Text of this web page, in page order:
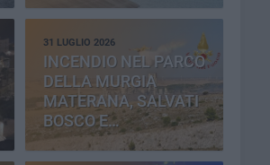
31 LUGLIO 2026
INCENDIO NEL PARCO
DELLA MURGIA
MATERANA, SALVATI
BOSCO E
CEMENTERIA